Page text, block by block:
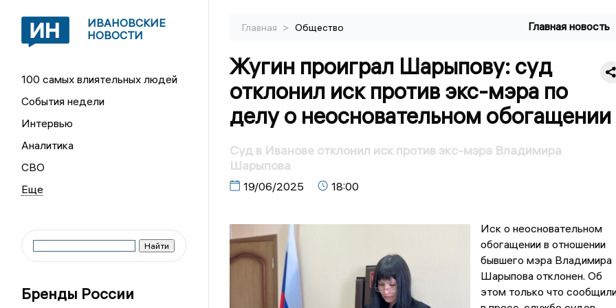
ИВАНОВСКИЕ
НОВОСТИ
100 самых влиятельных людей
События недели
Интервью
Аналитика
СВО
Бренды России
Главная > Общество Главная новость
Жугин проиграл Шарыпову: суд
отклонил иск против экс-мэра по
делу о неосновательном обогащении
Суд в Иванове отклонил иск против экс-мэра Владимира
Шарыпова
19/06/2025 18:00
Иск о неосновательном
обогащении в отношении
бывшего мэра Владимира
Шарыпова отклонен. Об
этом только что